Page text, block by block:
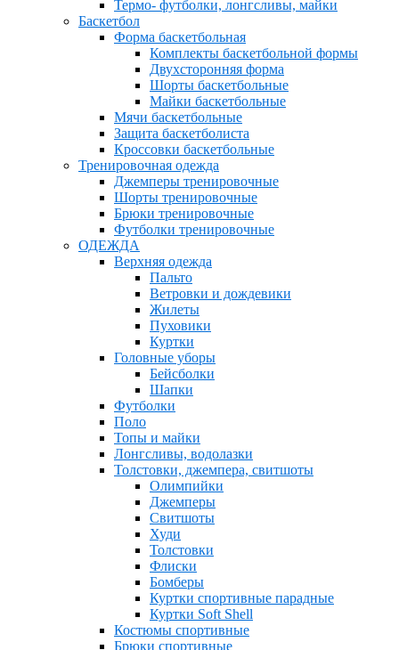
Термо- футболки, лонгсливы, майки
Баскетбол
Форма баскетбольная
Комплекты баскетбольной формы
Двухсторонняя форма
Шорты баскетбольные
Майки баскетбольные
Мячи баскетбольные
Защита баскетболиста
Кроссовки баскетбольные
Тренировочная одежда
Джемперы тренировочные
Шорты тренировочные
Брюки тренировочные
Футболки тренировочные
ОДЕЖДА
Верхняя одежда
Пальто
Ветровки и дождевики
Жилеты
Пуховики
Куртки
Головные уборы
Бейсболки
Шапки
Футболки
Поло
Топы и майки
Лонгсливы, водолазки
Толстовки, джемпера, свитшоты
Олимпийки
Джемперы
Свитшоты
Худи
Толстовки
Флиски
Бомберы
Куртки спортивные парадные
Куртки Soft Shell
Костюмы спортивные
Брюки спортивные